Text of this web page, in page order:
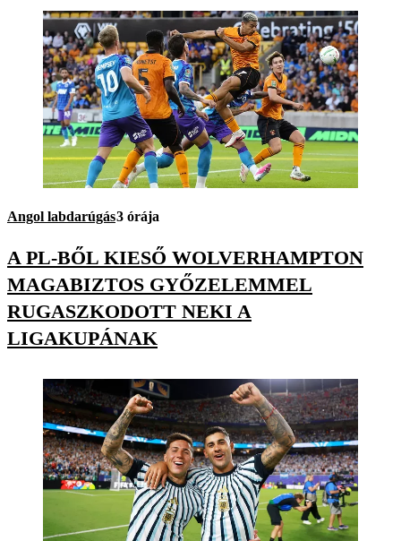
Angol labdarúgás3 órája
A PL-BŐL KIESŐ WOLVERHAMPTON
MAGABIZTOS GYŐZELEMMEL
RUGASZKODOTT NEKI A
LIGAKUPÁNAK